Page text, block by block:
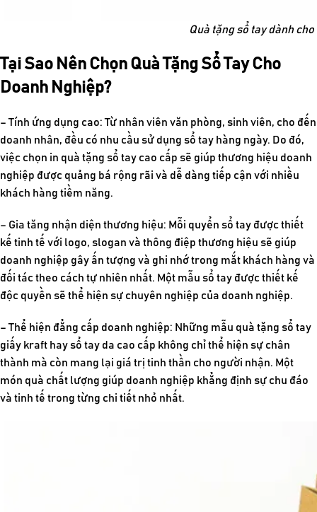
Quà tặng sổ tay dành
Tại Sao Nên Chọn Quà Tặng Sổ Tay Cho
Doanh Nghiệp?
– Tính ứng dụng cao:Từ nhân viên văn phòng, sinh viên, cho đến
doanh nhân, đều có nhu cầu sử dụng sổ tay hàng ngày. Do đó,
việc chọn in quà tặng sổ tay cao cấp sẽ giúp thương hiệu doanh
nghiệp được quảng bá rộng rãi và dễ dàng tiếp cận với nhiều
khách hàng tiềm năng.
– Gia tăng nhận diện thương hiệu: Mỗi quyển sổ tay được thiết
kế tinh tế với logo, slogan và thông điệp thương hiệu sẽ giúp
doanh nghiệp gây ấn tượng và ghi nhớ trong mắt khách hàng và
đối tác theo cách tự nhiên nhất. Một mẫu sổ tay được thiết kế
độc quyền sẽ thể hiện sự chuyên nghiệp của doanh nghiệp.
– Thể hiện đẳng cấp doanh nghiệp: Những mẫu quà tặng sổ tay
giấy kraft hay sổ tay da cao cấp không chỉ thể hiện sự chân
thành mà còn mang lại giá trị tinh thần cho người nhận. Một
món quà chất lượng giúp doanh nghiệp khẳng định sự chu đáo
và tinh tế trong từng chi tiết nhỏ nhất.